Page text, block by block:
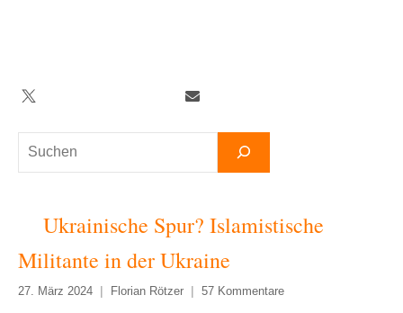
Suchen
Twitter TelegramNewsletter
Ukrainische Spur? Islamistische
Militante in der Ukraine
27. März 2024 Florian Rötzer 57 Kommentare